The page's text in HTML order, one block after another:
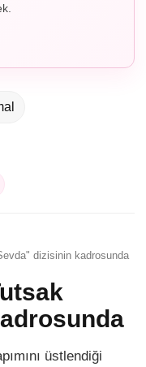
dizisinin kadrosunda
üstlendiği